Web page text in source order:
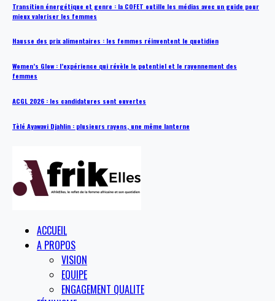
Transition énergétique et genre : la COFET outille les médias avec un guide pour
mieux valoriser les femmes
Hausse des prix alimentaires : les femmes réinventent le quotidien
Women’s Glow : l’expérience qui révèle le potentiel et le rayonnement des
femmes
ACGL 2026 : les candidatures sont ouvertes
Tèlé Ayawavi Djahlin : plusieurs rayons, une même lanterne
ACCUEIL
A PROPOS
VISION
EQUIPE
ENGAGEMENT QUALITE